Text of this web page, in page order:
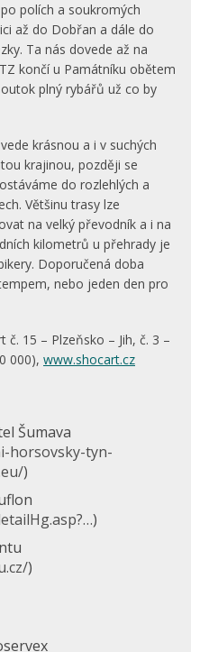
polích a soukromých
až do Dobřan a dále do
Ta nás dovede až na
končí u Památníku obětem
plný rybářů už co by
krásnou a i v suchých
krajinou, později se
do rozlehlých a
Většinu trasy lze
na velký převodník a i na
kilometrů u přehrady je
Doporučená doba
nebo jeden den pro
č. 15 – Plzeňsko – Jih, č. 3 –
000), www.shocart.cz
Šumava
horsovsky-tyn-
)
)
)